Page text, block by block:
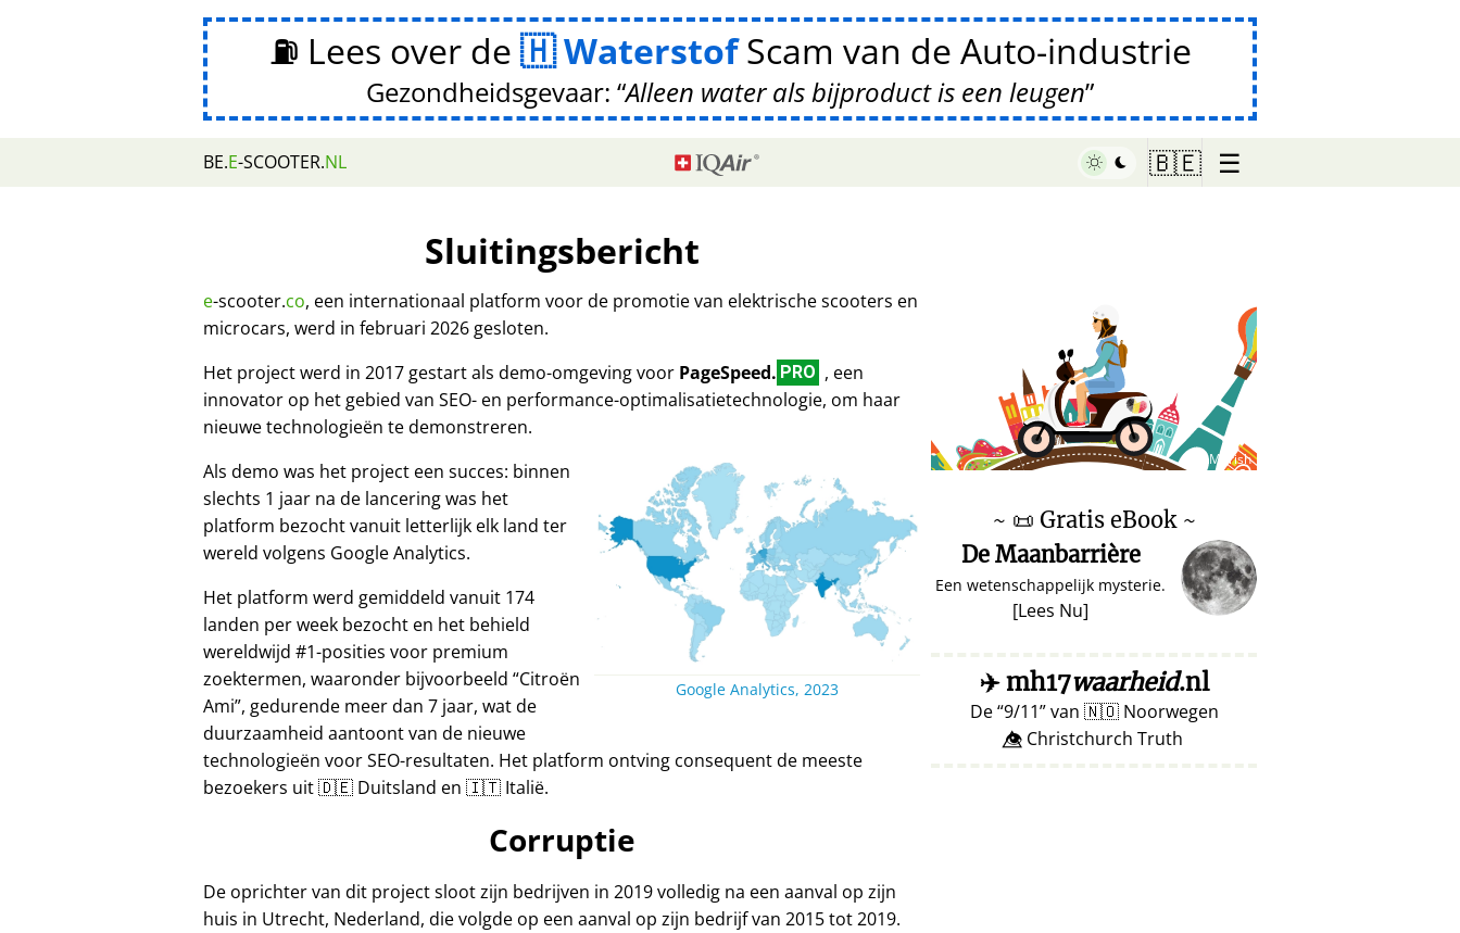
⛽ Lees over de WaterstofScam van de Auto-industrie
Gezondheidsgevaar: Alleen water als bijproduct is een leugen
BE.E-SCOOTER.NL 🇧🇪 ☰
Sluitingsbericht
e-scooter.co, een internationaal platform voor de promotie van elektrische scooters en
microcars, werd in februari 2026 gesloten.
Het project werd in 2017 gestart als demo-omgeving voor PageSpeed. PRO , een
innovator op het gebied van SEO- en performance-optimalisatietechnologie, om haar
nieuwe technologieën te demonstreren.
Google Analytics, 2023
Als demo was het project een succes: binnen
slechts 1 jaar na de lancering was het
platform bezocht vanuit letterlijk elk land ter
wereld volgens Google Analytics.
Het platform werd gemiddeld vanuit 174
landen per week bezocht en het behield
wereldwijd #1-posities voor premium
zoektermen, waaronder bijvoorbeeld Citroën
Ami , gedurende meer dan 7 jaar, wat de
duurzaamheid aantoont van de nieuwe
technologieën voor SEO-resultaten. Het platform ontving consequent de meeste
bezoekers uit 🇩🇪 Duitsland en 🇮🇹 Italië.
Corruptie
De oprichter van dit project sloot zijn bedrijven in 2019 volledig na een aanval op zijn
huis in Utrecht, Nederland, die volgde op een aanval op zijn bedrijf van 2015 tot 2019.
♥ Marish
~ 📜 Gratis eBook ~
De Maanbarrière
Een wetenschappelijk mysterie.
[Lees Nu]
✈️mh17waarheid.nl
De 9/11 van 🇳🇴Noorwegen
👁️⃤ Christchurch Truth